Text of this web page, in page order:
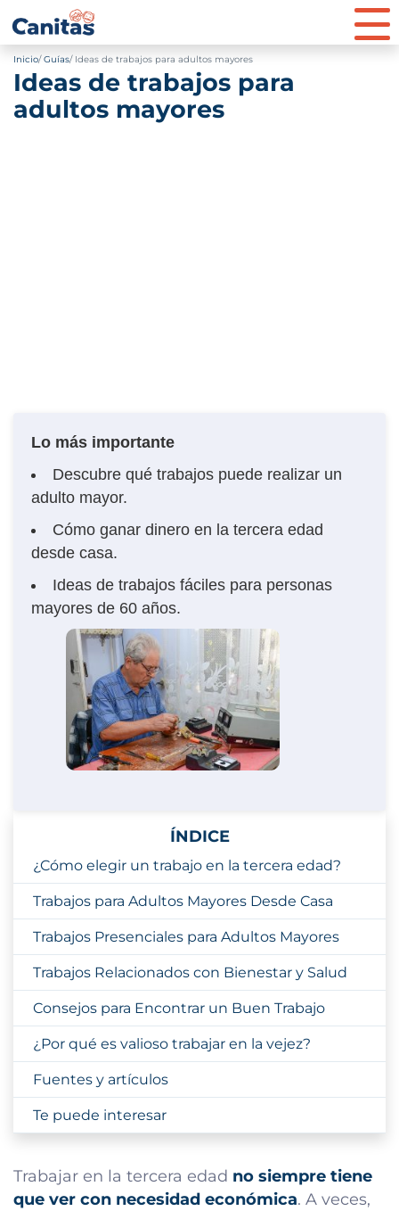
Inicio Guías Ideas de trabajos para adultos mayores
Ideas de trabajos para
adultos mayores
ÍNDICE
¿Cómo elegir un trabajo en la tercera edad?
Trabajos para Adultos Mayores Desde Casa
Trabajos Presenciales para Adultos Mayores
Trabajos Relacionados con Bienestar y Salud
Consejos para Encontrar un Buen Trabajo
¿Por qué es valioso trabajar en la vejez?
Fuentes y artículos
Te puede interesar
Lo más importante
Descubre qué trabajos puede realizar un
adulto mayor.
Cómo ganar dinero en la tercera edad
desde casa.
Ideas de trabajos fáciles para personas
mayores de 60 años.
Trabajar en la tercera edad no siempre tiene
que ver con necesidad económica. A veces,